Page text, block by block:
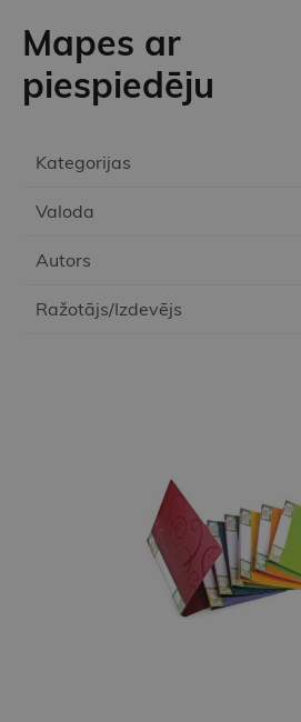
Kategorijas
Valoda
Autors
Ražotājs/Izdevējs
Mapes ar
piespiedēju